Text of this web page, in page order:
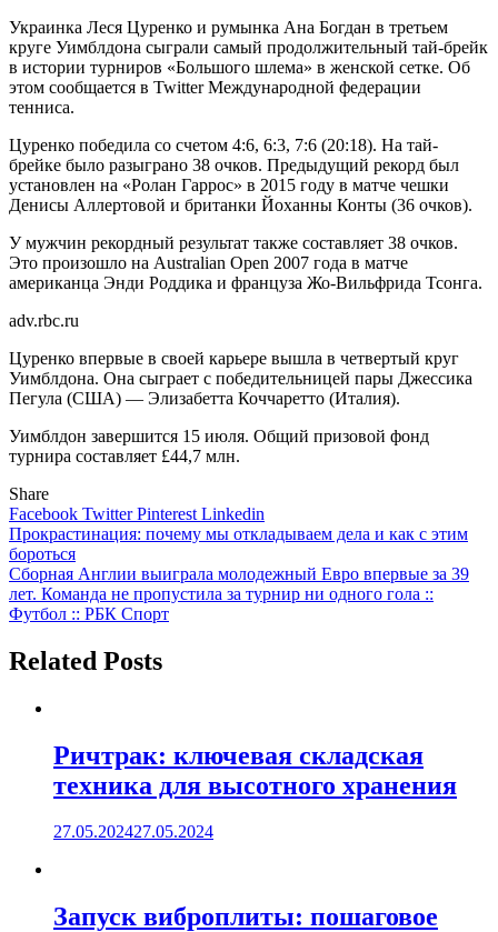
Украинка Леся Цуренко и румынка Ана Богдан в третьем
круге Уимблдона сыграли самый продолжительный тай-брейк
в истории турниров «Большого шлема» в женской сетке. Об
этом сообщается в Twitter Международной федерации
тенниса.
Цуренко победила со счетом 4:6, 6:3, 7:6 (20:18). На тай-
брейке было разыграно 38 очков. Предыдущий рекорд был
установлен на «Ролан Гаррос» в 2015 году в матче чешки
Денисы Аллертовой и британки Йоханны Конты (36 очков).
У мужчин рекордный результат также составляет 38 очков.
Это произошло на Australian Open 2007 года в матче
американца Энди Роддика и француза Жо-Вильфрида Тсонга.
adv.rbc.ru
Цуренко впервые в своей карьере вышла в четвертый круг
Уимблдона. Она сыграет с победительницей пары Джессика
Пегула (США) — Элизабетта Коччаретто (Италия).
Уимблдон завершится 15 июля. Общий призовой фонд
турнира составляет £44,7 млн.
Share
Facebook TwitterPinterest Linkedin
Навигация
по
записям
Прокрастинация: почему мы откладываем дела и как с этим
бороться
Сборная Англии выиграла молодежный Евро впервые за 39
лет. Команда не пропустила за турнир ни одного гола ::
Футбол :: РБК Спорт
Related Posts
Ричтрак: ключевая складская
техника для высотного хранения
27.05.202427.05.2024
Запуск виброплиты: пошаговое